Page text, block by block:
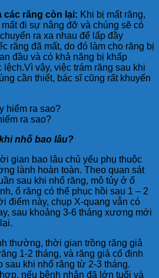
răng còn lại: Khi bị mất răng,
đi sự nâng đỡ và chúng sẽ có
ra xa nhau để lấp đầy
răng đã mất, do đó làm cho răng bị
đầu và có khả năng bị khấp
lệch.Vì vậy, việc trám răng sau khi
cần thiết, bác sĩ cũng rất khuyến
ra sao?
nhổ bao lâu?
gian bao lâu chủ yếu phụ thuộc
lành hoàn toàn. Theo quan sát
sau khi nhổ răng, mô tủy ở ổ
ổ răng có thể phục hồi sau 1 – 2
điểm này, chụp X-quang vẫn có
sau khoảng 3-6 tháng xương mới
thường, thời gian trồng răng giả
1-2 tháng, và răng giả cố định
sau khi nhổ răng từ 2-3 tháng.
nếu bệnh nhân đã lớn tuổi và